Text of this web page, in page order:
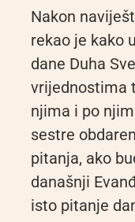
Nakon
rekao je kako
dane Duha
vrijednostima
njima i po
sestre
pitanja, ako
današnji
isto pitanje